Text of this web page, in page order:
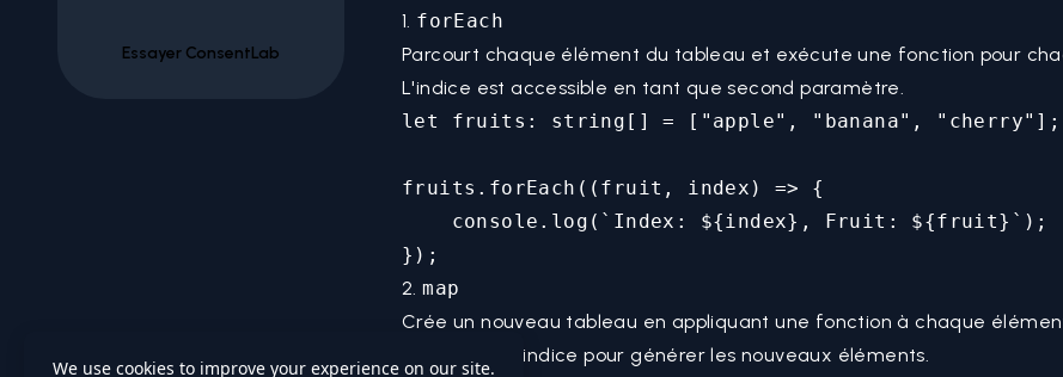
Essayer ConsentLab
1. forEach
Parcourt chaque élément du tableau et exécute une fonction pour
L'indice est accessible en tant que second paramètre.
let fruits: string[] = ["apple", "banana", "cherry"];
fruits.forEach((fruit, index) => {
    console.log(`Index: ${index}, Fruit: ${fruit}`);
2.map
Crée un nouveau tableau en appliquant une fonction à chaque
peut utiliser l'indice pour générer les nouveaux éléments.